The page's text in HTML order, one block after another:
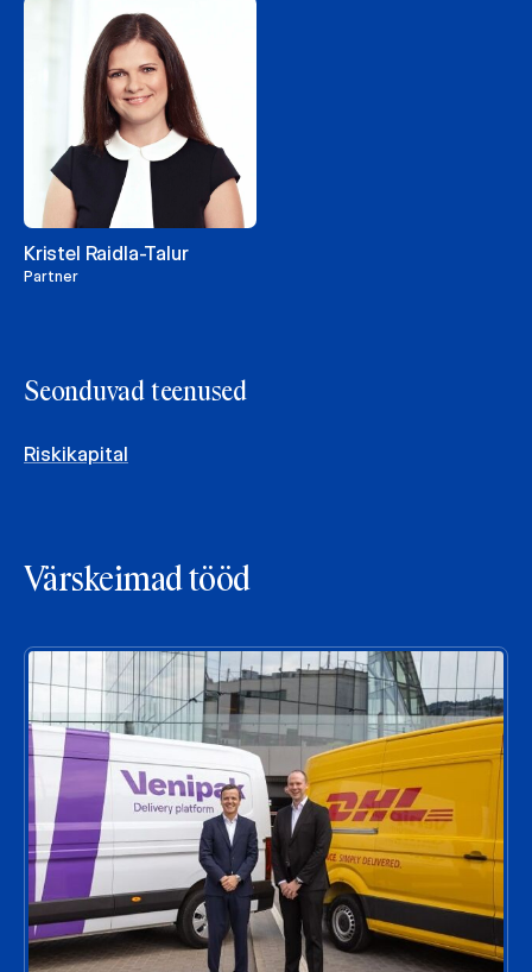
Kristel Raidla-Talur
Partner
Seonduvad teenused
Riskikapital
Värskeimad tööd